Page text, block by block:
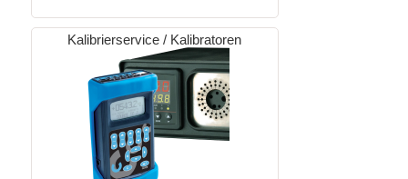
Kalibrierservice / Kalibratoren